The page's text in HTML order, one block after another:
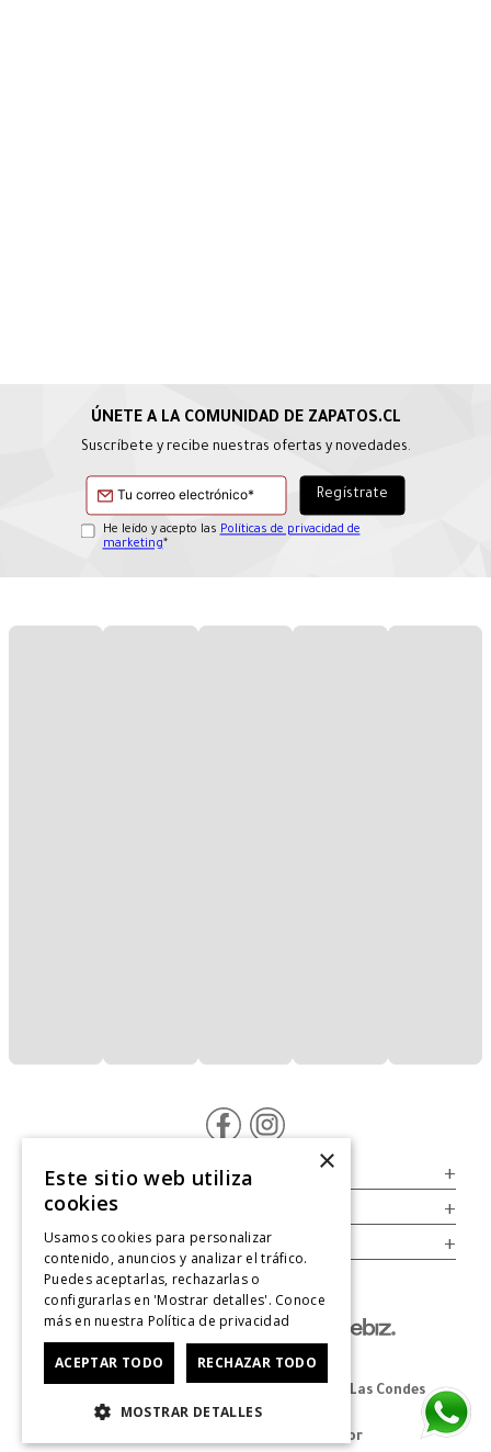
Suscríbete y recibe nuestras ofertas y novedades.
He leído y acepto las Políticas de privacidad de
marketing*
Servicio al Consumidor +
Legal +
Cuenta +
Dirección Oficina: Av. Las Condes #11281 - Las Condes
Revisa nuestras tiendas
© 2025 Zapatos derechos de autor
×
Este sitio web utiliza
cookies
Usamos cookies para personalizar
contenido, anuncios y analizar el tráfico.
Puedes aceptarlas, rechazarlas o
configurarlas en 'Mostrar detalles'. Conoce
más en nuestra Política de privacidad
ACEPTAR TODO RECHAZAR TODO
MOSTRAR DETALLES